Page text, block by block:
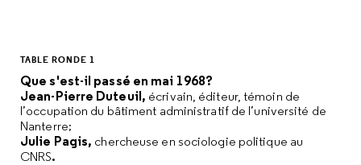
TABLE RONDE 1
Que s'est-il passé en mai 1968?
Jean-Pierre Duteuil, écrivain, éditeur, témoin de
l’occupation du bâtiment administratif de l’université de
Nanterre;
Julie Pagis, chercheuse en sociologie politique au
CNRS.